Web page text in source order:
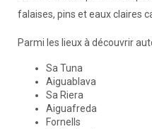
falaises, pins et eaux claires
Parmi les lieux à découvrir
Sa Tuna
Aiguablava
Sa Riera
Aiguafreda
Fornells